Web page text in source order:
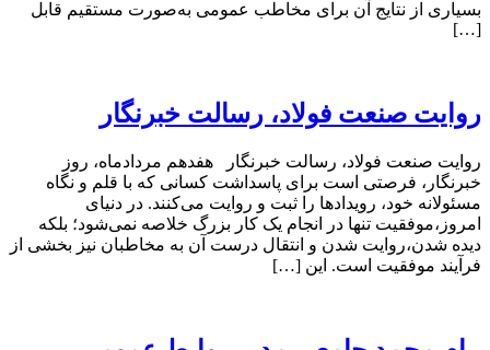
بسیاری از نتایج آن برای مخاطب عمومی به‌صورت مستقیم قابل
[…]
روایت صنعت فولاد،‌ رسالت خبرنگار
روایت صنعت فولاد،‌ رسالت خبرنگار هفدهم مردادماه، روز
خبرنگار، فرصتی است برای پاسداشت کسانی که با قلم و نگاه
مسئولانه خود، رویدادها را ثبت و روایت می‌کنند. در دنیای
امروز،موفقیت تنها در انجام یک کار بزرگ خلاصه نمی‌شود؛ بلکه
دیده شدن،روایت شدن و انتقال درست آن به مخاطبان نیز بخشی از
فرآیند موفقیت است. این […]